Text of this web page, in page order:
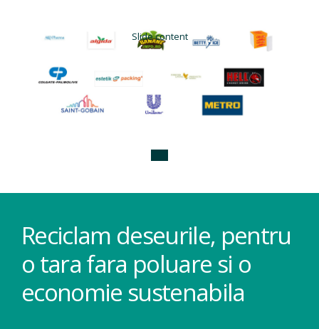
Slide content
Reciclam deseurile, pentru
o tara fara poluare si o
economie sustenabila